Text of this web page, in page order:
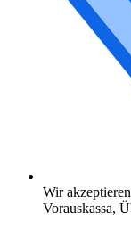
Wir
Vorauskassa,